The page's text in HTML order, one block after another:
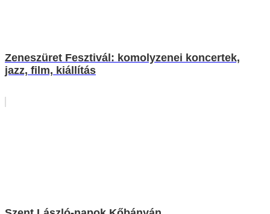
Zeneszüret Fesztivál: komolyzenei koncertek,
jazz, film, kiállítás